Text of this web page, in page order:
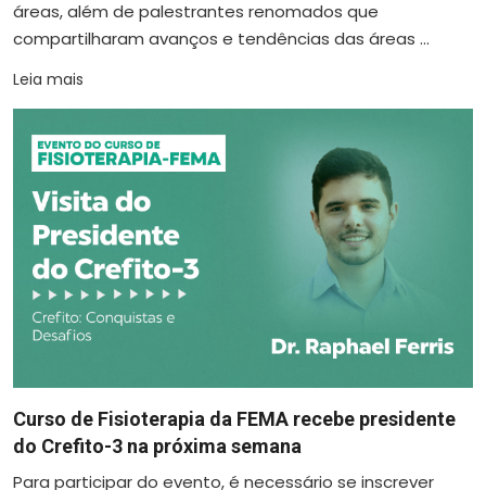
áreas, além de palestrantes renomados que
compartilharam avanços e tendências das áreas ...
Leia mais
Curso de Fisioterapia da FEMA recebe presidente
do Crefito-3 na próxima semana
Para participar do evento, é necessário se inscrever